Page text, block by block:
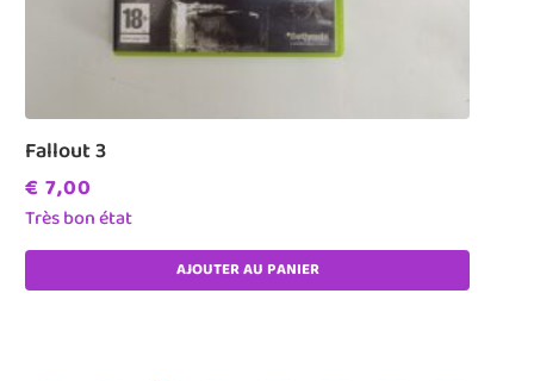
Fallout 3
€ 7,00
Très bon état
AJOUTER AU PANIER